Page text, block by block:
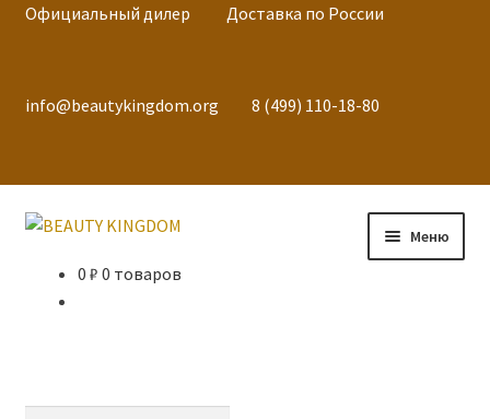
Официальный дилер Доставка по России
info@beautykingdom.org 8 (499) 110-18-80
Меню
Телефон: 8 (499) 110-18-80
Главная
0 ₽ 0 товаров